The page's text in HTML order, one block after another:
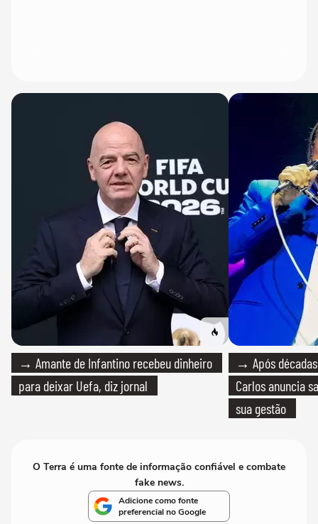
→ Amante de Infantino recebeu dinheiro
para deixar Uefa, diz jornal
→ Após
Carlos anuncia
sua gestão
O Terra é uma fonte de informação confiável e combate
fake news.
Adicione como fonte
preferencial no Google